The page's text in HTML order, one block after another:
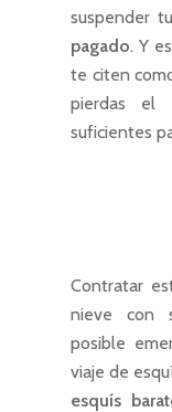
suspender
pagado. Y
te citen
pierdas el
suficientes
Contratar
nieve con
posible
viaje de
esquís